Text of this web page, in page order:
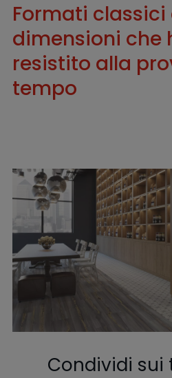
Formati
dimensioni che
resistito alla
tempo
Condividi sui